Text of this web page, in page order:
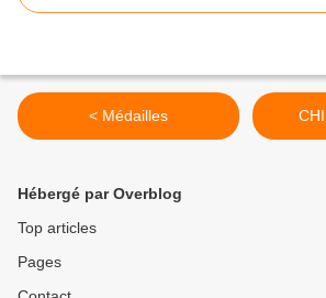
< Médailles
Hébergé par Overblog
Top articles
Pages